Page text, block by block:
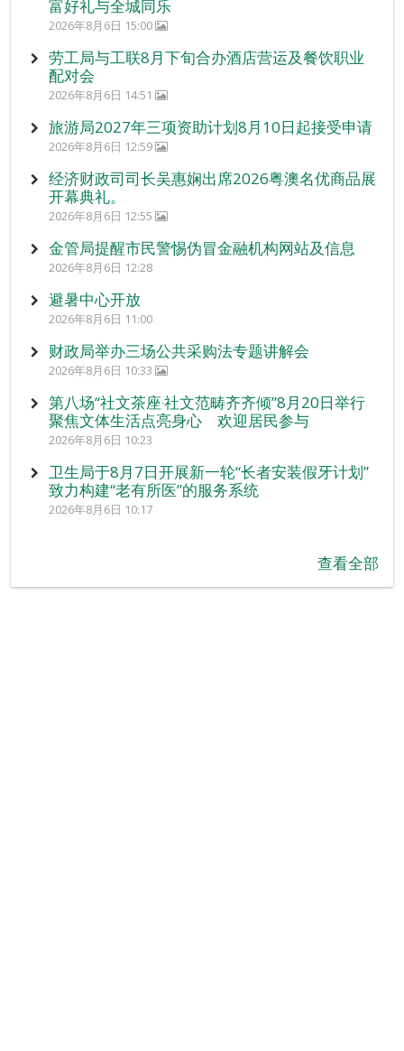
富好礼与全城同乐
2026年8月6日 15:00
劳工局与工联8月下旬合办酒店营运及餐饮职业
配对会
2026年8月6日 14:51
旅游局2027年三项资助计划8月10日起接受申请
2026年8月6日 12:59
经济财政司司长吴惠娴出席2026粤澳名优商品展
开幕典礼。
2026年8月6日 12:55
金管局提醒市民警惕伪冒金融机构网站及信息
2026年8月6日 12:28
避暑中心开放
2026年8月6日 11:00
财政局举办三场公共采购法专题讲解会
2026年8月6日 10:33
第八场“社文茶座‧社文范畴齐齐倾”8月20日举行
聚焦文体生活点亮身心 欢迎居民参与
2026年8月6日 10:23
卫生局于8月7日开展新一轮“长者安装假牙计划”
致力构建“老有所医”的服务系统
2026年8月6日 10:17
查看全部